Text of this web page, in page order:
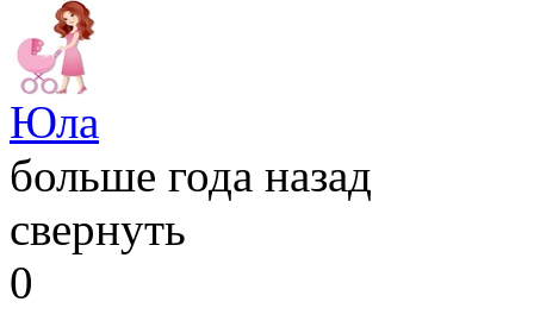
Юла
больше года назад
свернуть
0